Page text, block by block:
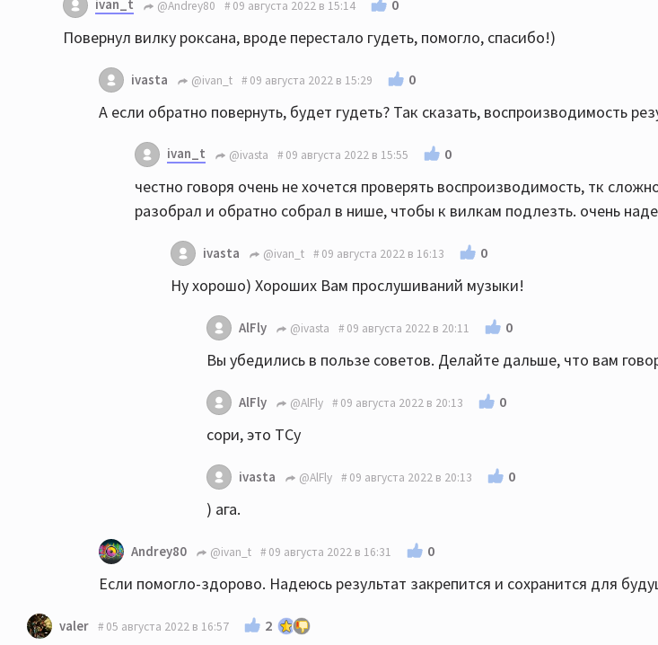
ivan_t @Andrey80 09 августа 2022 в 15:14 0
Повернул вилку роксана, вроде перестало гудеть, помогло, спасибо!)
ivasta @ivan_t 09 августа 2022 в 15:29 0
А если обратно повернуть, будет гудеть? Так сказать, воспроизводимость
ivan_t @ivasta 09 августа 2022 в 15:55 0
честно говоря очень не хочется проверять воспроизводимость, тк
разобрал и обратно собрал в нише, чтобы к вилкам подлезть. очень
ivasta @ivan_t 09 августа 2022 в 16:13 0
Ну хорошо) Хороших Вам прослушиваний музыки!
AlFly @ivasta 09 августа 2022 в 20:11 0
Вы убедились в пользе советов. Делайте дальше, что вам
AlFly @AlFly 09 августа 2022 в 20:13 0
сори, это ТСу
ivasta @AlFly 09 августа 2022 в 20:13 0
) ага.
Andrey80 @ivan_t 09 августа 2022 в 16:31 0
Если помогло-здорово. Надеюсь результат закрепится и сохранится для
valer 05 августа 2022 в 16:57 2